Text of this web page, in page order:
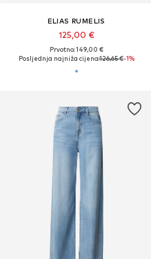
ELIAS RUMELIS
125,00 €
Prvotno: 149,00 €
Posljednja najniža cijena:126,65 €-1%